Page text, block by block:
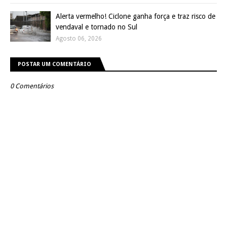
Alerta vermelho! Ciclone ganha força e traz risco de
vendaval e tornado no Sul
Agosto 06, 2026
POSTAR UM COMENTÁRIO
0 Comentários